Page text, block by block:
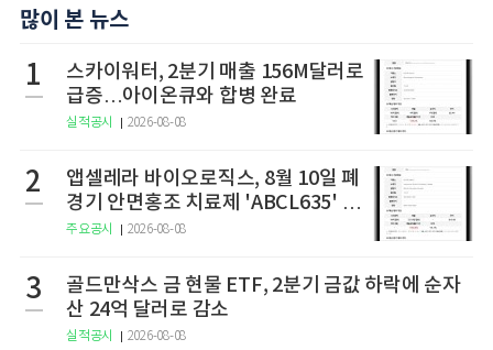
많이 본 뉴스
1
스카이워터, 2분기 매출 156M달러로
급증…아이온큐와 합병 완료
실적공시 2026-08-08
2
앱셀레라 바이오로직스, 8월 10일 폐
경기 안면홍조 치료제 'ABCL635' 임
상 2상 결과 발표
주요공시 2026-08-08
3
골드만삭스 금 현물 ETF, 2분기 금값 하락에 순자
산 24억 달러로 감소
실적공시 2026-08-08